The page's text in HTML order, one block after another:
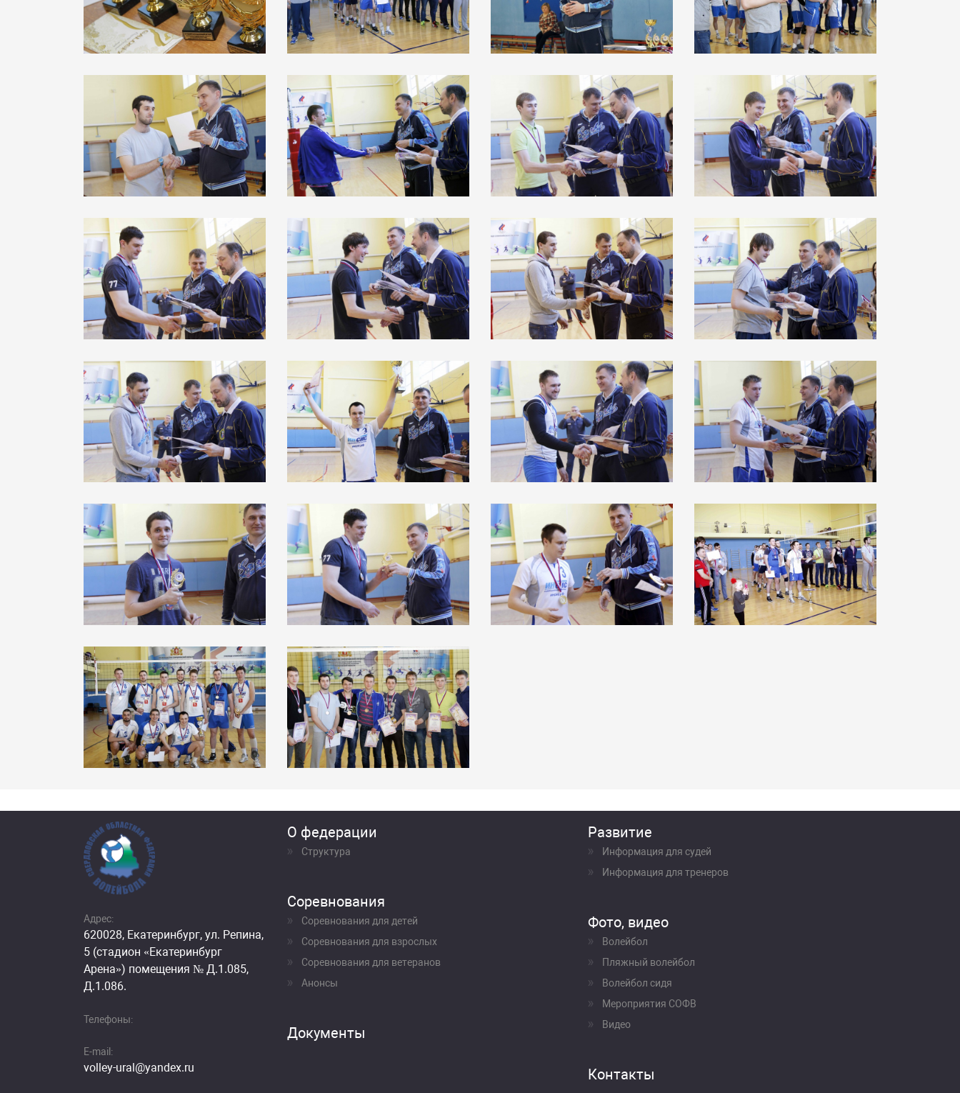
Адрес:
620028, Екатеринбург, ул. Репина,
5 (стадион «Екатеринбург
Арена») помещения № Д.1.085,
Д.1.086.
Телефоны:
E-mail:
volley-ural@yandex.ru
О федерации
Структура
Соревнования
Соревнования для детей
Соревнования для взрослых
Соревнования для ветеранов
Анонсы
Документы
Развитие
Информация для судей
Информация для тренеров
Фото, видео
Волейбол
Пляжный волейбол
Волейбол сидя
Мероприятия СОФВ
Видео
Контакты